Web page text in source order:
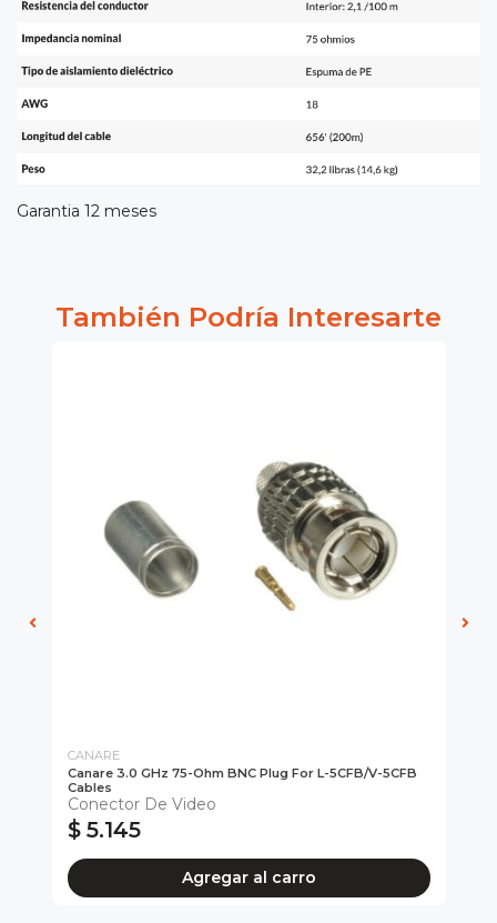
Garantia 12 meses
También Podría Interesarte
CANARE
Canare 3.0 GHz 75-Ohm BNC Plug For L-5CFB/V-5CFB
Cables
Conector De Video
$ 5.145
Agregar al carro